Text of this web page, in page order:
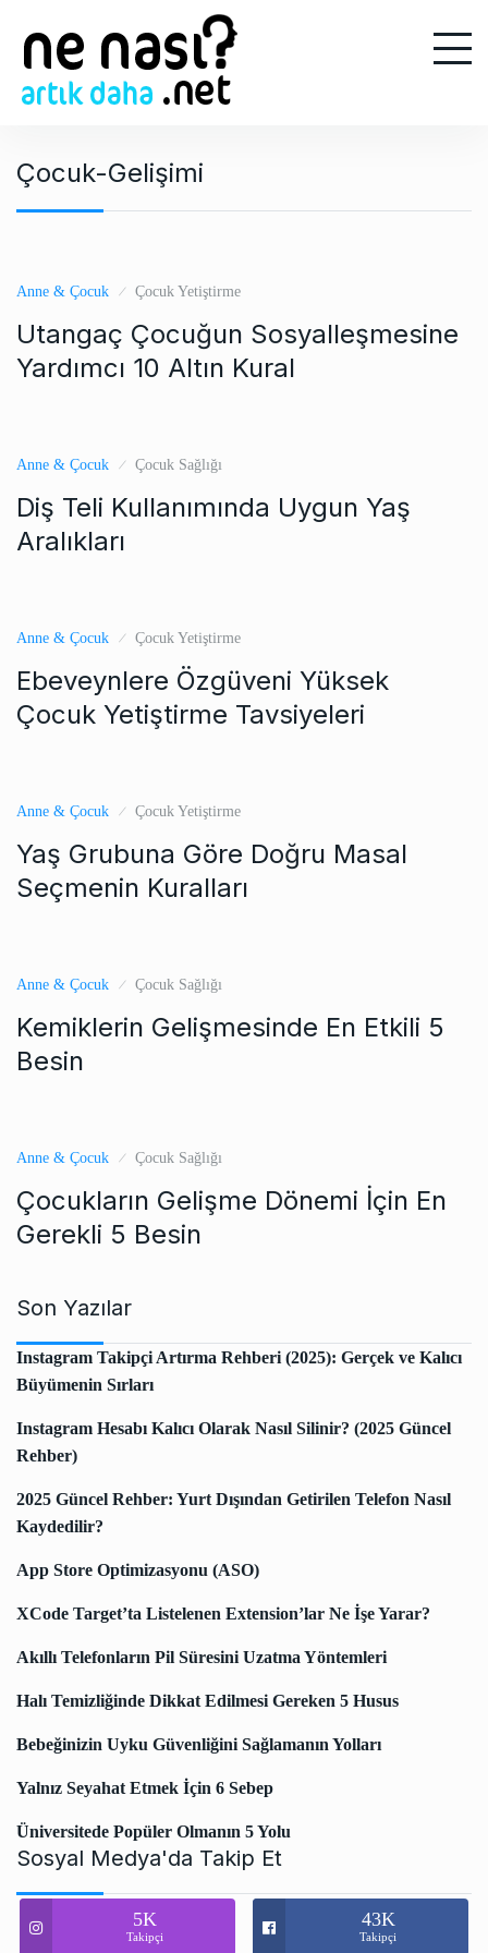
Çocuk-Gelişimi
Anne & Çocuk Çocuk Yetiştirme
Utangaç Çocuğun Sosyalleşmesine
Yardımcı 10 Altın Kural
Anne & Çocuk Çocuk Sağlığı
Diş Teli Kullanımında Uygun Yaş
Aralıkları
Anne & Çocuk Çocuk Yetiştirme
Ebeveynlere Özgüveni Yüksek
Çocuk Yetiştirme Tavsiyeleri
Anne & Çocuk Çocuk Yetiştirme
Yaş Grubuna Göre Doğru Masal
Seçmenin Kuralları
Anne & Çocuk Çocuk Sağlığı
Kemiklerin Gelişmesinde En Etkili 5
Besin
Anne & Çocuk Çocuk Sağlığı
Çocukların Gelişme Dönemi İçin En
Gerekli 5 Besin
Son Yazılar
Instagram Takipçi Artırma Rehberi (2025): Gerçek ve Kalıcı
Büyümenin Sırları
Instagram Hesabı Kalıcı Olarak Nasıl Silinir? (2025 Güncel
Rehber)
2025 Güncel Rehber: Yurt Dışından Getirilen Telefon Nasıl
Kaydedilir?
App Store Optimizasyonu (ASO)
XCode Target’ta Listelenen Extension’lar Ne İşe Yarar?
Akıllı Telefonların Pil Süresini Uzatma Yöntemleri
Halı Temizliğinde Dikkat Edilmesi Gereken 5 Husus
Bebeğinizin Uyku Güvenliğini Sağlamanın Yolları
Yalnız Seyahat Etmek İçin 6 Sebep
Üniversitede Popüler Olmanın 5 Yolu
Sosyal Medya'da Takip Et
5K
Takipçi
43K
Takipçi